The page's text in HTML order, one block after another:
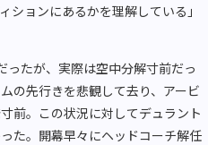
ションにあるかを理解している」
ったが、実際は空中分解寸前だっ
の先行きを悲観して去り、アービ
前。この状況に対してデュラント
た。開幕早々にヘッドコーチ解任